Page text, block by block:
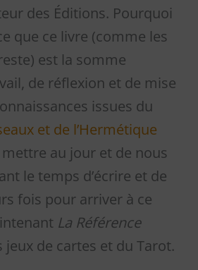
des Éditions. Pourquoi
que ce livre (comme les
est la somme
de réflexion et de mise
issues du
et de l’Hermétique
mettre au jour et de nous
le temps d’écrire et de
fois pour arriver à ce
La Référence
de cartes et du Tarot.